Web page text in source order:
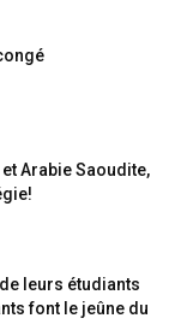
Arabie Saoudite,
leurs étudiants
font le jeûne du